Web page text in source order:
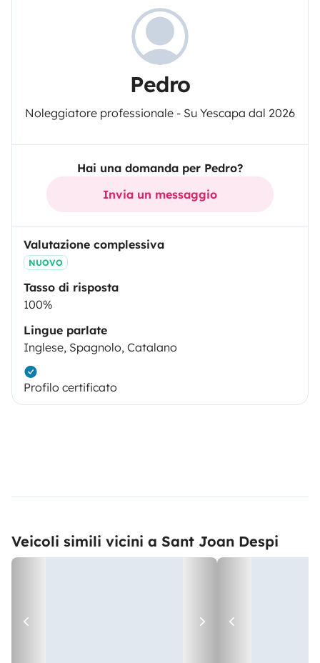
Pedro
Noleggiatore professionale - Su Yescapa dal 2026
Hai una domanda per Pedro?
Invia un messaggio
Valutazione complessiva
NUOVO
Tasso di risposta
100%
Lingue parlate
Inglese, Spagnolo, Catalano
Profilo certificato
Veicoli simili vicini a Sant Joan Despi